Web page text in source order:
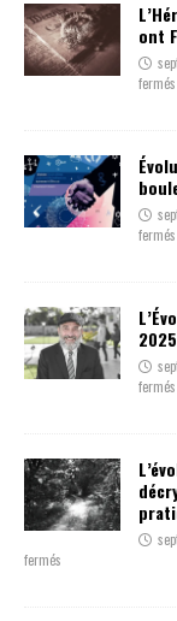
ont
fermés
fermés
fermés
fermés